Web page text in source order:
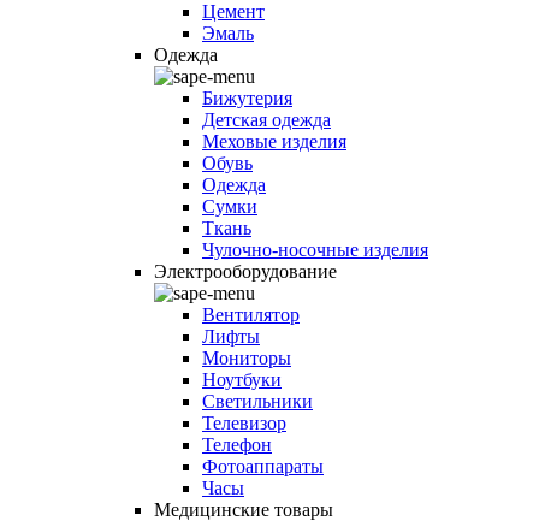
Цемент
Эмаль
Одежда
Бижутерия
Детская одежда
Меховые изделия
Обувь
Одежда
Сумки
Ткань
Чулочно-носочные изделия
Электрооборудование
Вентилятор
Лифты
Мониторы
Ноутбуки
Светильники
Телевизор
Телефон
Фотоаппараты
Часы
Медицинские товары